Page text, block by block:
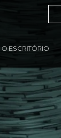
O ESCRITÓRIO